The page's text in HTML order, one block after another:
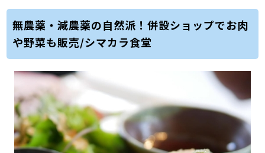
無農薬・減農薬の自然派！併設ショップでお肉
や野菜も販売/シマカラ食堂